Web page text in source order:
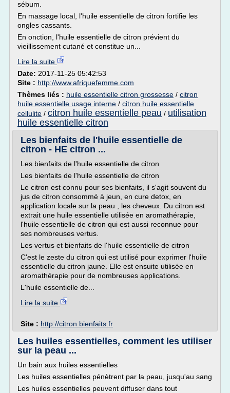
sébum.
En massage local, l'huile essentielle de citron fortifie les
ongles cassants.
En onction, l'huile essentielle de citron prévient du
vieillissement cutané et constitue un...
Lire la suite
Date: 2017-11-25 05:42:53
Site : http://www.afriquefemme.com
Thèmes liés : huile essentielle citron grossesse / citron
huile essentielle usage interne / citron huile essentielle
cellulite / citron huile essentielle peau / utilisation
huile essentielle citron
Les bienfaits de l'huile essentielle de
citron - HE citron ...
Les bienfaits de l'huile essentielle de citron
Les bienfaits de l'huile essentielle de citron
Le citron est connu pour ses bienfaits, il s'agit souvent du
jus de citron consommé à jeun, en cure detox, en
application locale sur la peau , les cheveux. Du citron est
extrait une huile essentielle utilisée en aromathérapie,
l'huile essentielle de citron qui est aussi reconnue pour
ses nombreuses vertus.
Les vertus et bienfaits de l'huile essentielle de citron
C'est le zeste du citron qui est utilisé pour exprimer l'huile
essentielle du citron jaune. Elle est ensuite utilisée en
aromathérapie pour de nombreuses applications.
L'huile essentielle de...
Lire la suite
Site : http://citron.bienfaits.fr
Les huiles essentielles, comment les utiliser
sur la peau ...
Un bain aux huiles essentielles
Les huiles essentielles pénètrent par la peau, jusqu'au sang
Les huiles essentielles peuvent diffuser dans tout